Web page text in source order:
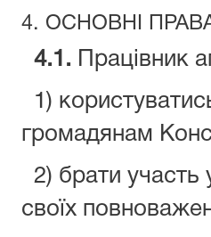
4. ОСНОВНІ
4.1. Працівник
1)
громадянам
2) брати участь
своїх